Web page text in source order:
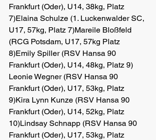
Frankfurt (Oder), U14, 38kg, Platz
7)Elaina Schulze (1. Luckenwalder SC,
U17, 57kg, Platz 7)Mareile Bloßfeld
(RCG Potsdam, U17, 57kg Platz
8)Emily Spiller (RSV Hansa 90
Frankfurt (Oder), U14, 48kg, Platz 9)
Leonie Wegner (RSV Hansa 90
Frankfurt (Oder), U17, 53kg, Platz
9)Kira Lynn Kunze (RSV Hansa 90
Frankfurt (Oder), U14, 52kg, Platz
10)Lindsay Schnapp (RSV Hansa 90
Frankfurt (Oder), U17, 53kg, Platz